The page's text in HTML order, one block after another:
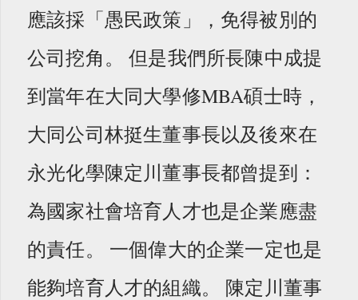
應該採「愚民政策」，免得被別的
公司挖角。 但是我們所長陳中成提
到當年在大同大學修MBA碩士時，
大同公司林挺生董事長以及後來在
永光化學陳定川董事長都曾提到：
為國家社會培育人才也是企業應盡
的責任。 一個偉大的企業一定也是
能夠培育人才的組織。 陳定川董事